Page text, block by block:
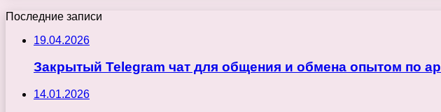
Последние записи
19.04.2026
Закрытый Telegram чат для общения и обмена опытом по
14.01.2026